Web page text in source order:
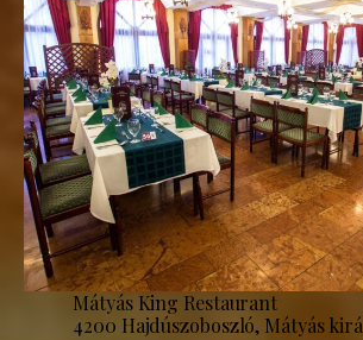
Mátyás King Restaurant
4200 Hajdúszoboszló, Mátyás